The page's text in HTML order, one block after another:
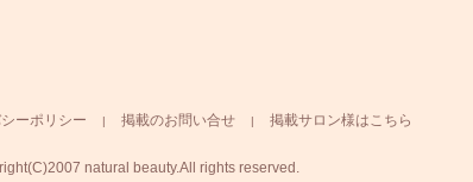
ーポリシー 掲載のお問い合せ 掲載サロン様はこちら
natural beauty.All rights reserved.